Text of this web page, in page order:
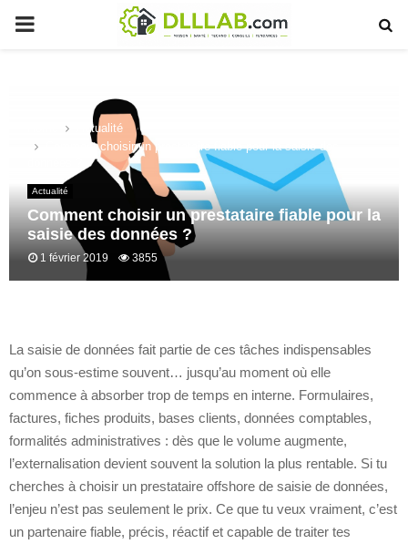
PRIMARY
Actualité
Comment choisir un prestataire fiable pour la saisie des
Actualité
Comment choisir un prestataire fiable pour la
saisie des données ?
1 février 2019 3855
La saisie de données fait partie de ces tâches indispensables
qu’on sous-estime souvent… jusqu’au moment où elle
commence à absorber trop de temps en interne. Formulaires,
factures, fiches produits, bases clients, données comptables,
formalités administratives : dès que le volume augmente,
l’externalisation devient souvent la solution la plus rentable. Si tu
cherches à choisir un prestataire offshore de saisie de données,
l’enjeu n’est pas seulement le prix. Ce que tu veux vraiment, c’est
un partenaire fiable, précis, réactif et capable de traiter tes